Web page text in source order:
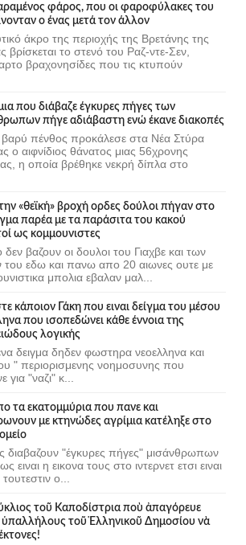
φάρος, που οι φαροφύλακες του
ο ένας μετά τον άλλον
άκρο της περιοχής της Βρετάνης της
βρίσκεται το στενό του Ραζ-ντε-Σεν,
βραχονησίδες που τις κτυπούν
που διάβαζε έγκυρες πήγες των
πήγε αδιάβαστη ενώ έκανε διακοπές
πένθος προκάλεσε στα Νέα Στύρα
ο αιφνίδιος θάνατος μιας 56χρονης
η οποία βρέθηκε νεκρή δίπλα στο
«θεϊκή» βροχή ορδες δούλοι πήγαν στο
παρέα με τα παράσιτα του κακού
ως κομμουνιστες
βαζουν οι δουλοι του Γιαχβε και των
εδω και πανω απο 20 αιωνες ουτε με
μπολια εβαλαν μαλ...
κάποιον Γάκη που ειναι δείγμα του μέσου
που ισοπεδώνει κάθε έννοια της
λογικής
δειγμα δηδεν φωστηρα νεοελληνα και
" περιορισμενης νοημοσυνης που
για "ναζι" κ...
τα εκατομμύρια που πανε και
με κτηνώδες αγρίμια κατέληξε στο
διαβαζουν "έγκυρες πήγες" μισάνθρωπων
ειναι η εικονα τους στο ιντερνετ ετσι ειναι
ο...
τοῦ Καποδίστρια ποὺ ἀπαγόρευε
τοῦ Ἑλληνικοῦ Δημοσίου νὰ